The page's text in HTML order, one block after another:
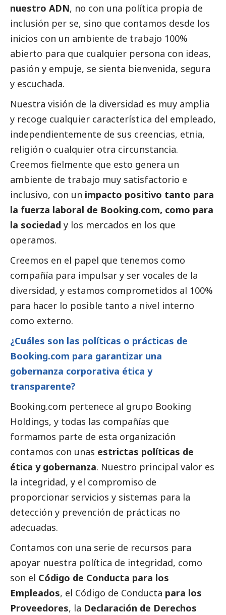
nuestro ADN, no con una política propia de
inclusión per se, sino que contamos desde los
inicios con un ambiente de trabajo 100%
abierto para que cualquier persona con ideas,
pasión y empuje, se sienta bienvenida, segura
y escuchada.
Nuestra visión de la diversidad es muy amplia
y recoge cualquier característica del empleado,
independientemente de sus creencias, etnia,
religión o cualquier otra circunstancia.
Creemos fielmente que esto genera un
ambiente de trabajo muy satisfactorio e
inclusivo, con un impacto positivo tanto para
la fuerza laboral de Booking.com, como para
la sociedad y los mercados en los que
operamos.
Creemos en el papel que tenemos como
compañía para impulsar y ser vocales de la
diversidad, y estamos comprometidos al 100%
para hacer lo posible tanto a nivel interno
como externo.
¿Cuáles son las políticas o prácticas de
Booking.com para garantizar una
gobernanza corporativa ética y
transparente?
Booking.com pertenece al grupo Booking
Holdings, y todas las compañías que
formamos parte de esta organización
contamos con unas estrictas políticas de
ética y gobernanza. Nuestro principal valor es
la integridad, y el compromiso de
proporcionar servicios y sistemas para la
detección y prevención de prácticas no
adecuadas.
Contamos con una serie de recursos para
apoyar nuestra política de integridad, como
son el Código de Conducta para los
Empleados, el Código de Conducta para los
Proveedores, la Declaración de Derechos